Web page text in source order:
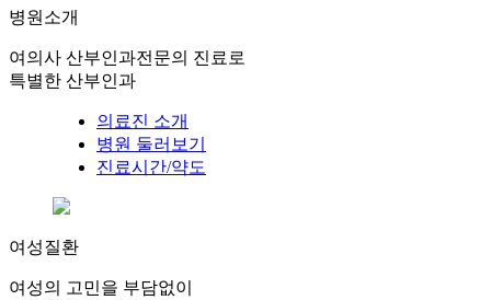
병원소개
여의사 산부인과전문의 진료로
특별한 산부인과
의료진 소개
병원 둘러보기
진료시간/약도
여성질환
여성의 고민을 부담없이